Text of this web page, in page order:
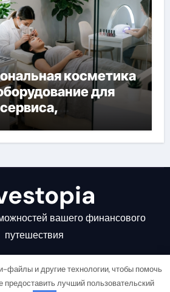
косметика
для
ресниц и
вашего финансового
путешествия
файлы и другие технологии, чтобы помочь
предоставить лучший пользовательский